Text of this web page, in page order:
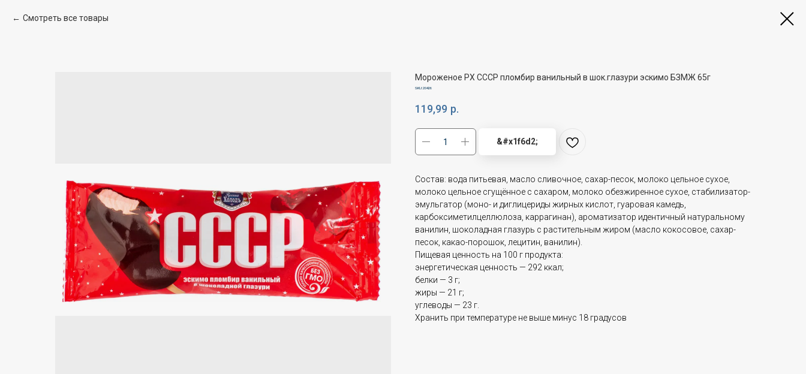
Смотреть все товары
Мороженое РХ СССР пломбир ванильный в шок.глазури эскимо БЗМЖ 65г
SKU:20426
119,99 р.
&#x1f6d2;
Состав: вода питьевая, масло сливочное, сахар-песок, молоко цельное сухое,
молоко цельное сгущённое с сахаром, молоко обезжиренное сухое, стабилизатор-
эмульгатор (моно- и диглицериды жирных кислот, гуаровая камедь,
карбоксиметилцеллюлоза, каррагинан), ароматизатор идентичный натуральному
ванилин, шоколадная глазурь с растительным жиром (масло кокосовое, сахар-
песок, какао-порошок, лецитин, ванилин).
Пищевая ценность на 100 г продукта:
энергетическая ценность — 292 ккал;
белки — 3 г;
жиры — 21 г;
углеводы — 23 г.
Хранить при температуре не выше минус 18 градусов